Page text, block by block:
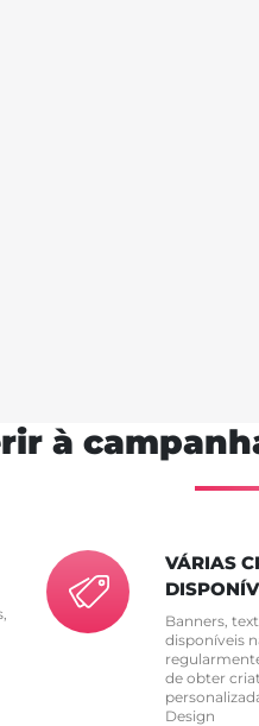
à
VÁRIAS
Banners,
disponíveis
de obter
Design